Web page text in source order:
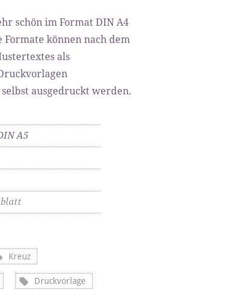
schön im Format DIN A4
Formate können nach dem
als
ausgedruckt werden.
A5
Kreuz
Druckvorlage